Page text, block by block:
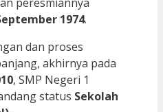
1974.
dan proses
akhirnya pada
, SMP Negeri 1
status Sekolah